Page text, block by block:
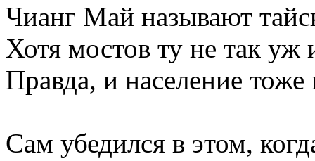
Чианг Май называют
Хотя мостов ту не так уж
Правда, и население тоже
Сам убедился в этом,